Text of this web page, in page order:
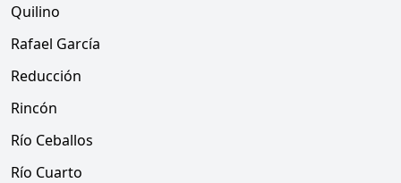
Quilino
Rafael García
Reducción
Rincón
Río Ceballos
Río Cuarto